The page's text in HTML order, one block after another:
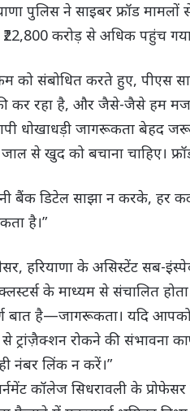
पुलिस ने साइबर फ्रॉड
करोड़ से अधिक पहुंच
को संबोधित करते हुए, पीएस
कर रहा है, और जैसे-जैसे हम
धोखाधड़ी जागरूकता
से खुद को बचाना चाहिए।
बैंक डिटेल साझा न करके, हर
है।”
हरियाणा के असिस्टेंट सब-
के माध्यम से संचालित
बात है—जागरूकता। यदि
से ट्रांज़ैक्शन रोकने की संभावना
नंबर लिंक न करें।”
कॉलेज सिधरावली के